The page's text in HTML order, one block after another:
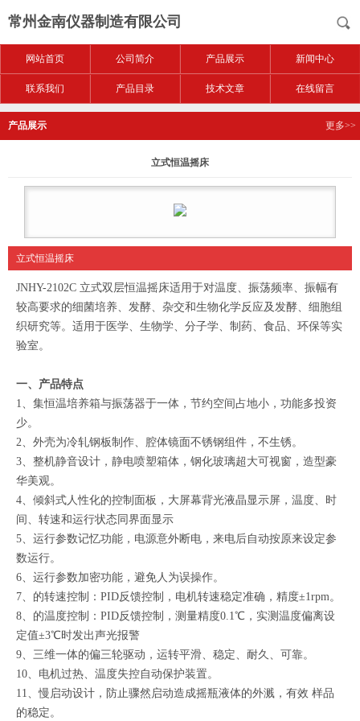
常州金南仪器制造有限公司
网站首页 公司简介 产品展示 新闻中心
联系我们 产品目录 技术文章 在线留言
产品展示 更多>>
立式恒温摇床
立式恒温摇床
JNHY-2102C 立式双层恒温摇床适用于对温度、振荡频率、振幅有
较高要求的细菌培养、发酵、杂交和生物化学反应及发酵、细胞组
织研究等。适用于医学、生物学、分子学、制药、食品、环保等实
验室。
一、产品特点
1、集恒温培养箱与振荡器于一体，节约空间占地小，功能多投资
少。
2、外壳为冷轧钢板制作、腔体镜面不锈钢组件，不生锈。
3、整机静音设计，静电喷塑箱体，钢化玻璃超大可视窗，造型豪
华美观。
4、倾斜式人性化的控制面板，大屏幕背光液晶显示屏，温度、时
间、转速和运行状态同界面显示
5、运行参数记忆功能，电源意外断电，来电后自动按原来设定参
数运行。
6、运行参数加密功能，避免人为误操作。
7、的转速控制：PID反馈控制，电机转速稳定准确，精度±1rpm。
8、的温度控制：PID反馈控制，测量精度0.1℃，实测温度偏离设
定值±3℃时发出声光报警
9、三维一体的偏三轮驱动，运转平滑、稳定、耐久、可靠。
10、电机过热、温度失控自动保护装置。
11、慢启动设计，防止骤然启动造成摇瓶液体的外溅，有效 样品
的稳定。